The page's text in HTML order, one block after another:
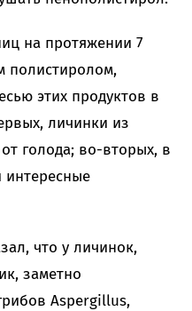
на протяжении 7
полистиролом,
этих продуктов в
личинки из
голода; во-вторых, в
интересные
что у личинок,
заметно
Aspergillus,